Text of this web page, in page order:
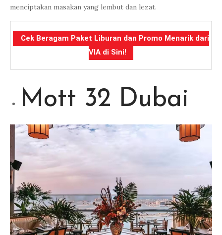
menciptakan masakan yang lembut dan lezat.
Cek Beragam Paket Liburan dan Promo Menarik dari
VIA di Sini!
Mott 32 Dubai